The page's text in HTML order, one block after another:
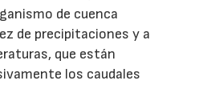
de cuenca
de precipitaciones y a
que están
los caudales